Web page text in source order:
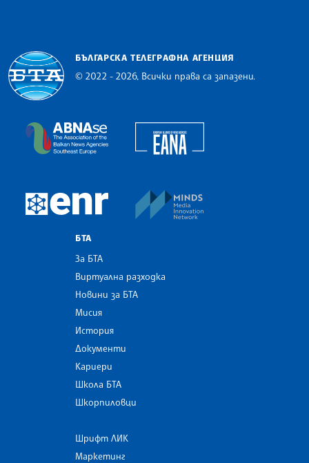
БЪЛГАРСКА ТЕЛЕГРАФНА АГЕНЦИЯ
© 2022 - 2026, Всички права са запазени.
The Assocoation of the Balkan News Agencies
European Newsroom
БТА
За БТА
Виртуална разходка
Новини за БТА
Мисия
История
Документи
Кариери
Школа БТА
Шкорпиловци
Шрифт ЛИК
Маркетинг